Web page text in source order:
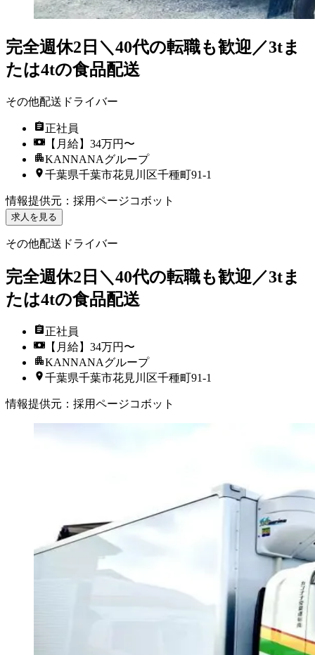
完全週休2日＼40代の転職も歓迎／3tま
たは4tの食品配送
その他配送ドライバー
正社員
【月給】34万円〜
KANNANAグループ
千葉県千葉市花見川区千種町91-1
情報提供元 ： 採用ページコボット
求人を見る
その他配送ドライバー
完全週休2日＼40代の転職も歓迎／3tま
たは4tの食品配送
正社員
【月給】34万円〜
KANNANAグループ
千葉県千葉市花見川区千種町91-1
情報提供元 ： 採用ページコボット